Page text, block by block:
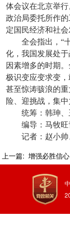
体会议在北京举
政治局委托所作
定国民经济和社
全会指出，“
化，我国发展处
因素增多的时期
极识变应变求变
甚至惊涛骇浪的
险、迎挑战，集中
统筹：韩珅
编导：马牧
记者：赵小
上一篇: